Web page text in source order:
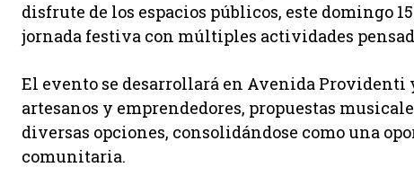
disfrute de los espacios públicos, este domingo
jornada festiva con múltiples actividades
El evento se desarrollará en Avenida Providenti
artesanos y emprendedores, propuestas
diversas opciones, consolidándose como una
comunitaria.